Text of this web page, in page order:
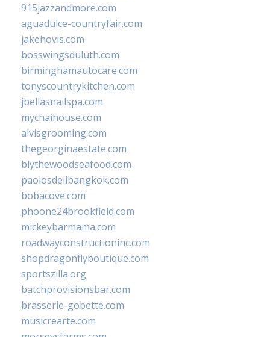
915jazzandmore.com
aguadulce-countryfair.com
jakehovis.com
bosswingsduluth.com
birminghamautocare.com
tonyscountrykitchen.com
jbellasnailspa.com
mychaihouse.com
alvisgrooming.com
thegeorginaestate.com
blythewoodseafood.com
paolosdelibangkok.com
bobacove.com
phoone24brookfield.com
mickeybarmama.com
roadwayconstructioninc.com
shopdragonflyboutique.com
sportszilla.org
batchprovisionsbar.com
brasserie-gobette.com
musicrearte.com